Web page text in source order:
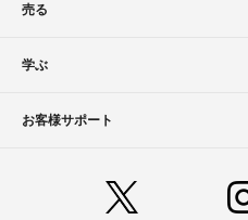
売る
学ぶ
お客様サポート